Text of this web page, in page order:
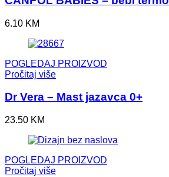
6.10 KM
POGLEDAJ PROIZVOD
Pročitaj više
Dr Vera – Mast jazavca 0+
23.50 KM
POGLEDAJ PROIZVOD
Pročitaj više